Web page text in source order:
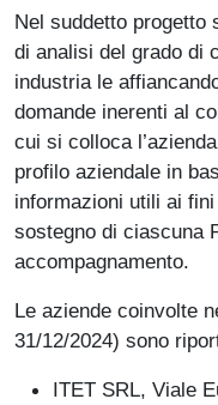
Nel suddetto progetto
di analisi del grado di
industria le
domande inerenti al
cui si colloca
profilo aziendale in
informazioni utili ai
sostegno di ciascuna
accompagnamento.
Le aziende coinvolte
31/12/2024) sono
ITET SRL, Viale